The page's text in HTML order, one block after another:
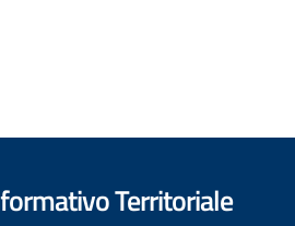
Territoriale